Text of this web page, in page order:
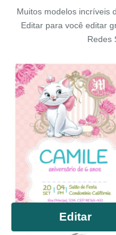
Muitos modelos incríveis
Editar para você editar
Redes
Editar